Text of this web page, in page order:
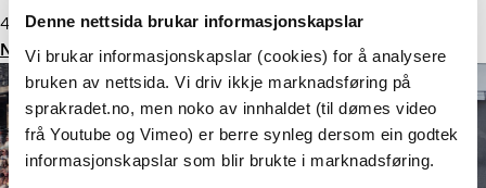
Denne nettsida brukar informasjonskapslar
Vi brukar informasjonskapslar (cookies) for å analysere
bruken av nettsida. Vi driv ikkje marknadsføring på
sprakradet.no, men noko av innhaldet (til dømes video
frå Youtube og Vimeo) er berre synleg dersom ein godtek
informasjonskapslar som blir brukte i marknadsføring.
4. januar 2022
Noreg har fått ny språklov!